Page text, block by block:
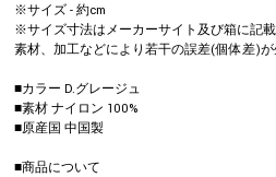
※サイズ - 約cm
※サイズ寸法はメーカーサイト及び箱に記
素材、加工などにより若干の誤差(個体差)が
■カラー D.グレージュ
■素材 ナイロン 100%
■原産国 中国製
■商品について